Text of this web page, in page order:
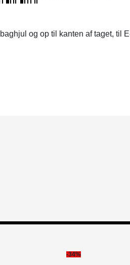
og op til kanten af taget, til
-34%